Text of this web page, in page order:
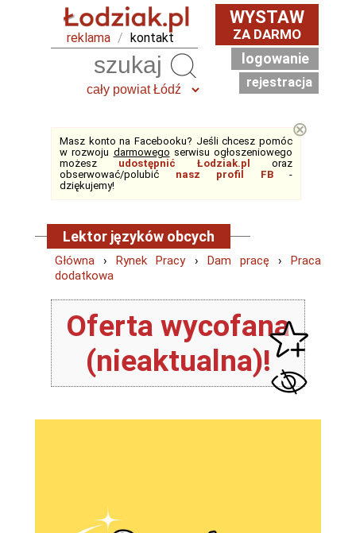
reklama / kontakt
WYSTAW
ZA DARMO
logowanie
rejestracja
Masz konto na Facebooku? Jeśli chcesz pomóc
w rozwoju darmowego serwisu ogłoszeniowego
możesz udostępnić Łodziak.pl
oraz
obserwować/polubić nasz profil FB-
dziękujemy!
⊗
Lektor języków obcych
Główna ›Rynek Pracy› Dam pracę › Praca
dodatkowa
Oferta wycofana
(nieaktualna)!